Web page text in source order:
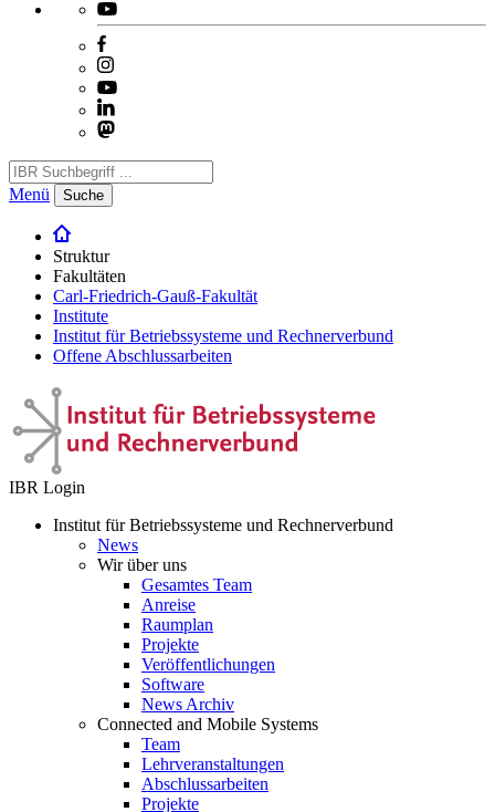
Menü Suche
Struktur
Fakultäten
Carl-Friedrich-Gauß-Fakultät
Institute
Institut für Betriebssysteme und Rechnerverbund
Offene Abschlussarbeiten
IBR Login
Institut für Betriebssysteme und Rechnerverbund
News
Wir über uns
Gesamtes Team
Anreise
Raumplan
Projekte
Veröffentlichungen
Software
News Archiv
Connected and Mobile Systems
Team
Lehrveranstaltungen
Abschlussarbeiten
Projekte